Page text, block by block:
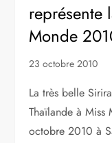
représente
Monde
23 octobre 2010
La très belle
Thaïlande à
octobre 2010 à